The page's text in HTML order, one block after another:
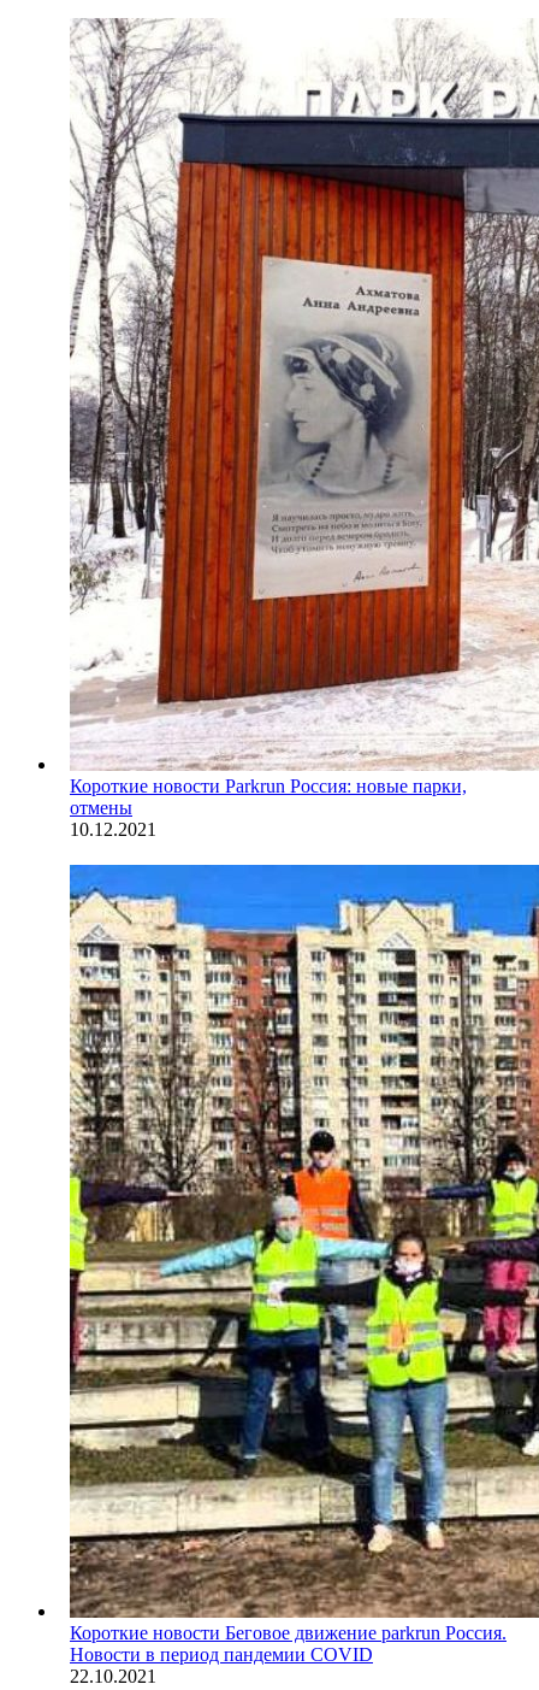
Короткие новости Parkrun Россия: новые парки,
отмены
10.12.2021
Короткие новости Беговое движение parkrun Россия.
Новости в период пандемии COVID
22.10.2021